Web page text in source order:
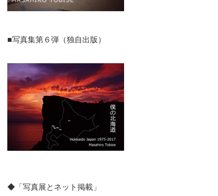
■写真集第６弾（独自出版）
◆「写真展とネット掲載」